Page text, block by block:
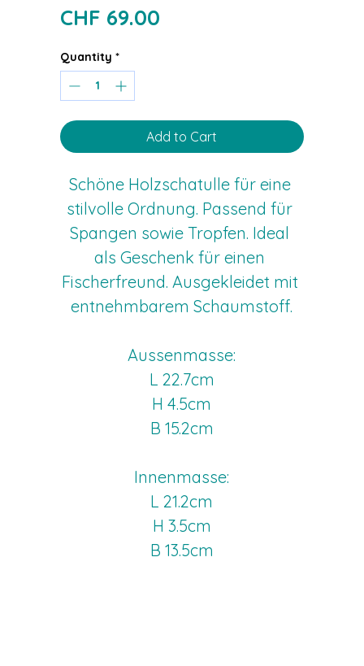
CHF 69.00
Quantity *
Add to Cart
Schöne Holzschatulle für eine
stilvolle Ordnung. Passend für
Spangen sowie Tropfen. Ideal
als Geschenk für einen
Fischerfreund. Ausgekleidet mit
entnehmbarem Schaumstoff.
Aussenmasse:
L 22.7cm
H 4.5cm
B 15.2cm
Innenmasse:
L 21.2cm
H 3.5cm
B 13.5cm